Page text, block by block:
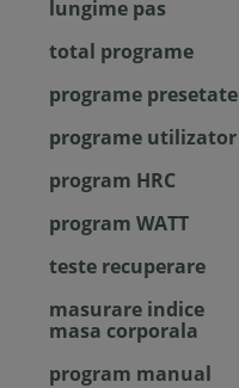
lungime pas
total programe
programe presetate
programe utilizator
program HRC
program WATT
teste recuperare
masurare indice
masa corporala
program manual